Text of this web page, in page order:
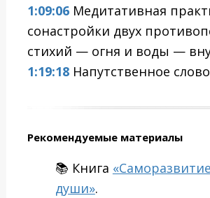
1:09:06Медитативная
сонастройки двух
стихий — огня и воды —
1:19:18Напутственное слово
Рекомендуемые материалы
📚 Книга
души».